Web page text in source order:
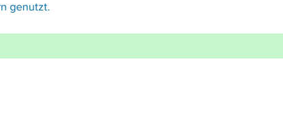
genutzt.